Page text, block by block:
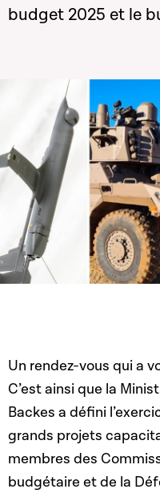
budget 2025 et le
Un rendez-vous qui a
C’est ainsi que la
Backes a défini
grands projets
membres des
budgétaire et de la